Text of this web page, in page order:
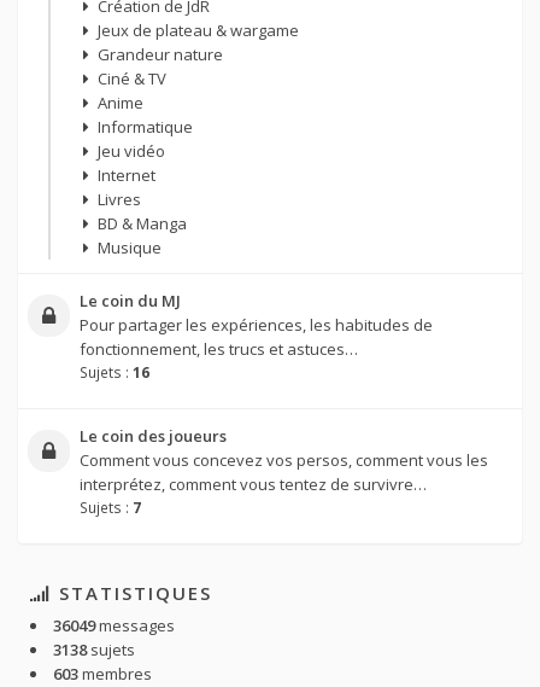
Création de JdR
Jeux de plateau & wargame
Grandeur nature
Ciné & TV
Anime
Informatique
Jeu vidéo
Internet
Livres
BD & Manga
Musique
Le coin du MJ
Pour partager les expériences, les habitudes de
fonctionnement, les trucs et astuces…
Sujets : 16
Le coin des joueurs
Comment vous concevez vos persos, comment vous les
interprétez, comment vous tentez de survivre…
Sujets : 7
STATISTIQUES
36049messages
3138sujets
603membres